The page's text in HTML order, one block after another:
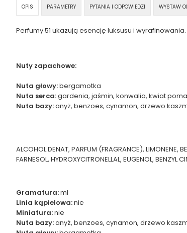
OPIS PARAMETRY PYTANIA I ODPOWIEDZI WYSTAW
Perfumy 51 ukazują esencję luksusu i
Nuty zapachowe:
Nuta głowy:bergamotka
Nuta serca:gardenia, jaśmin, konwalia, kwiat
Nuta bazy:anyż, benzoes, cynamon, drzewo
ALCOHOL DENAT, PARFUM (FRAGRANCE), LIMONENE,
FARNESOL, HYDROXYCITRONELLAL, EUGENOL, BENZYL
Gramatura:ml
Linia kąpielowa:nie
Miniatura:nie
Nuta bazy:anyż, benzoes, cynamon, drzewo